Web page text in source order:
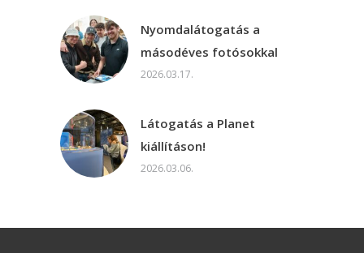
Nyomdalátogatás a
másodéves fotósokkal
2026.03.17.
Látogatás a Planet
kiállításon!
2026.03.06.